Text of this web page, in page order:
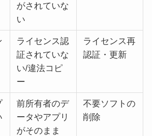
がされていな
い
ライセンス認
証されていな
い/違法コピ
ー
ライセンス再
認証・更新
前所有者のデ
ータやアプリ
がそのまま
不要ソフトの
削除